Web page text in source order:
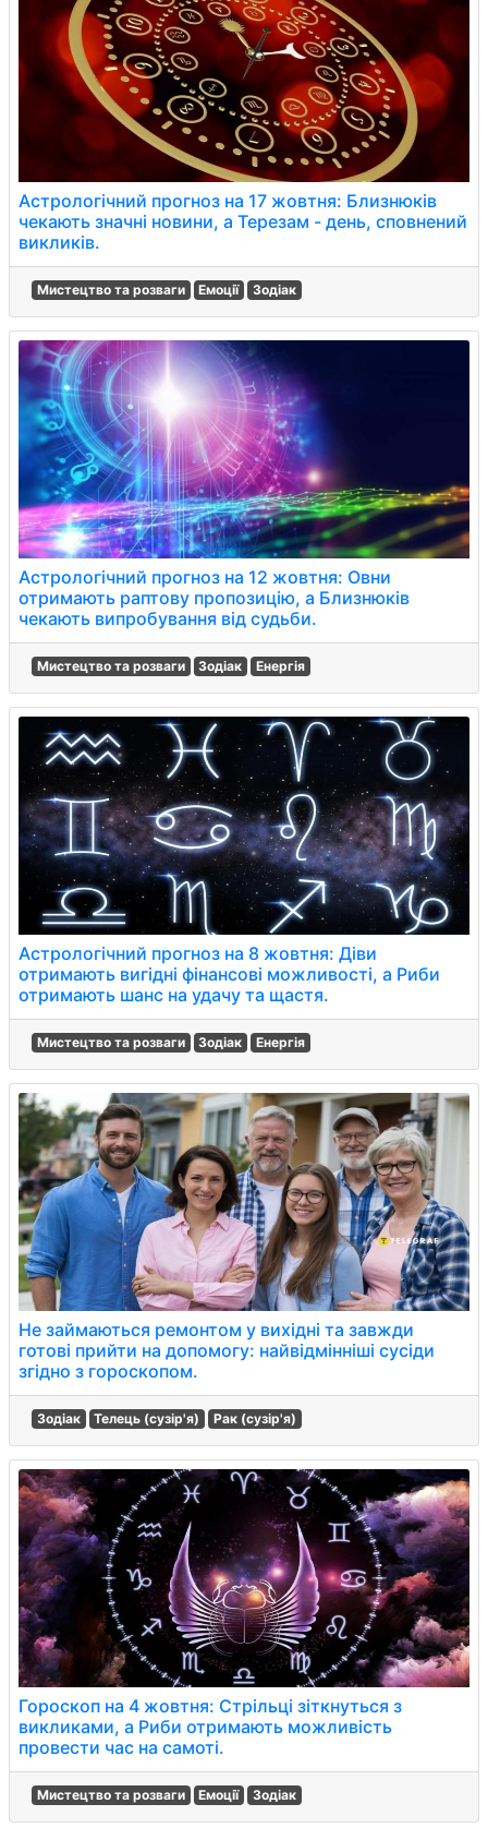
Астрологічний прогноз на 17 жовтня: Близнюків
чекають значні новини, а Терезам - день, сповнений
викликів.
Мистецтво та розваги Емоції Зодіак
Астрологічний прогноз на 12 жовтня: Овни
отримають раптову пропозицію, а Близнюків
чекають випробування від судьби.
Мистецтво та розваги Зодіак Енергія
Астрологічний прогноз на 8 жовтня: Діви
отримають вигідні фінансові можливості, а Риби
отримають шанс на удачу та щастя.
Мистецтво та розваги Зодіак Енергія
Не займаються ремонтом у вихідні та завжди
готові прийти на допомогу: найвідмінніші сусіди
згідно з гороскопом.
Зодіак Телець (сузір'я) Рак (сузір'я)
Гороскоп на 4 жовтня: Стрільці зіткнуться з
викликами, а Риби отримають можливість
провести час на самоті.
Мистецтво та розваги Емоції Зодіак